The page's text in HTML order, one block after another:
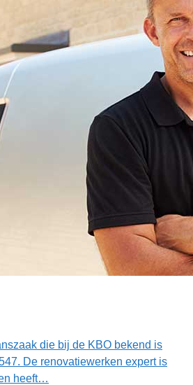
die bij de KBO bekend is
De renovatiewerken expert is
heeft…